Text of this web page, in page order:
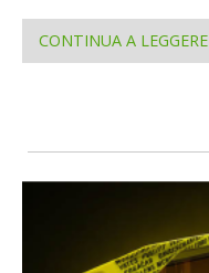
CONTINUA A LEGGERE